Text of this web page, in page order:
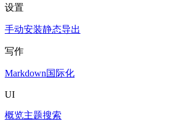
设置
手动安装静态导出
写作
Markdown国际化
UI
概览主题搜索